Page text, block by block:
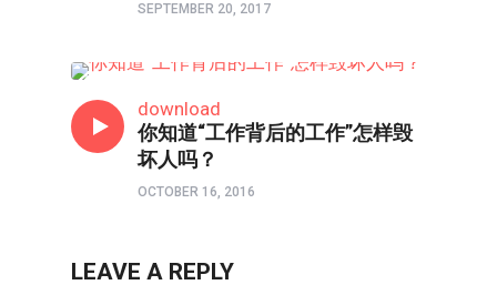
SEPTEMBER 20, 2017
download
你知道“工作背后的工作”怎样毁
坏人吗？
OCTOBER 16, 2016
LEAVE A REPLY